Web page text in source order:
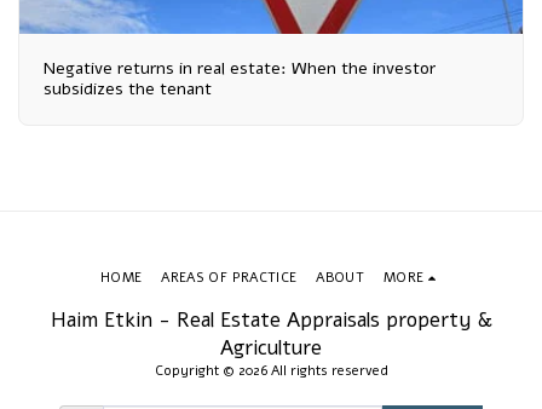
Negative returns in real estate: When the investor
subsidizes the tenant
Haim Etkin - Real Estate Appraisals property &
Agriculture
Copyright © 2026 All rights reserved
HOME AREAS OF PRACTICE ABOUT MORE